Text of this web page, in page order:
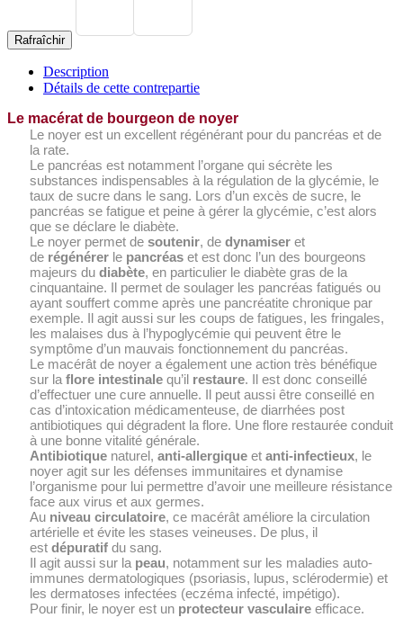
Description
Détails de cette contrepartie
Le macérat de bourgeon de noyer
Le noyer est un excellent régénérant pour du pancréas et de
la rate.
Le pancréas est notamment l’organe qui sécrète les
substances indispensables à la régulation de la glycémie, le
taux de sucre dans le sang. Lors d’un excès de sucre, le
pancréas se fatigue et peine à gérer la glycémie, c’est alors
que se déclare le diabète.
Le noyer permet de soutenir, de dynamiser et
de régénérer le pancréas et est donc l’un des bourgeons
majeurs du diabète, en particulier le diabète gras de la
cinquantaine. Il permet de soulager les pancréas fatigués ou
ayant souffert comme après une pancréatite chronique par
exemple. Il agit aussi sur les coups de fatigues, les fringales,
les malaises dus à l’hypoglycémie qui peuvent être le
symptôme d’un mauvais fonctionnement du pancréas.
Le macérât de noyer a également une action très bénéfique
sur laflore intestinale qu’il restaure. Il est donc conseillé
d’effectuer une cure annuelle. Il peut aussi être conseillé en
cas d’intoxication médicamenteuse, de diarrhées post
antibiotiques qui dégradent la flore. Une flore restaurée conduit
à une bonne vitalité générale.
Antibiotique naturel, anti-allergique et anti-infectieux, le
noyer agit sur les défenses immunitaires et dynamise
l’organisme pour lui permettre d’avoir une meilleure résistance
face aux virus et aux germes.
Au niveau circulatoire, ce macérât améliore la circulation
artérielle et évite les stases veineuses. De plus, il
est dépuratif du sang.
Il agit aussi sur la peau, notamment sur les maladies auto-
immunes dermatologiques (psoriasis, lupus, sclérodermie) et
les dermatoses infectées (eczéma infecté, impétigo).
Pour finir, le noyer est un protecteur vasculaire efficace.